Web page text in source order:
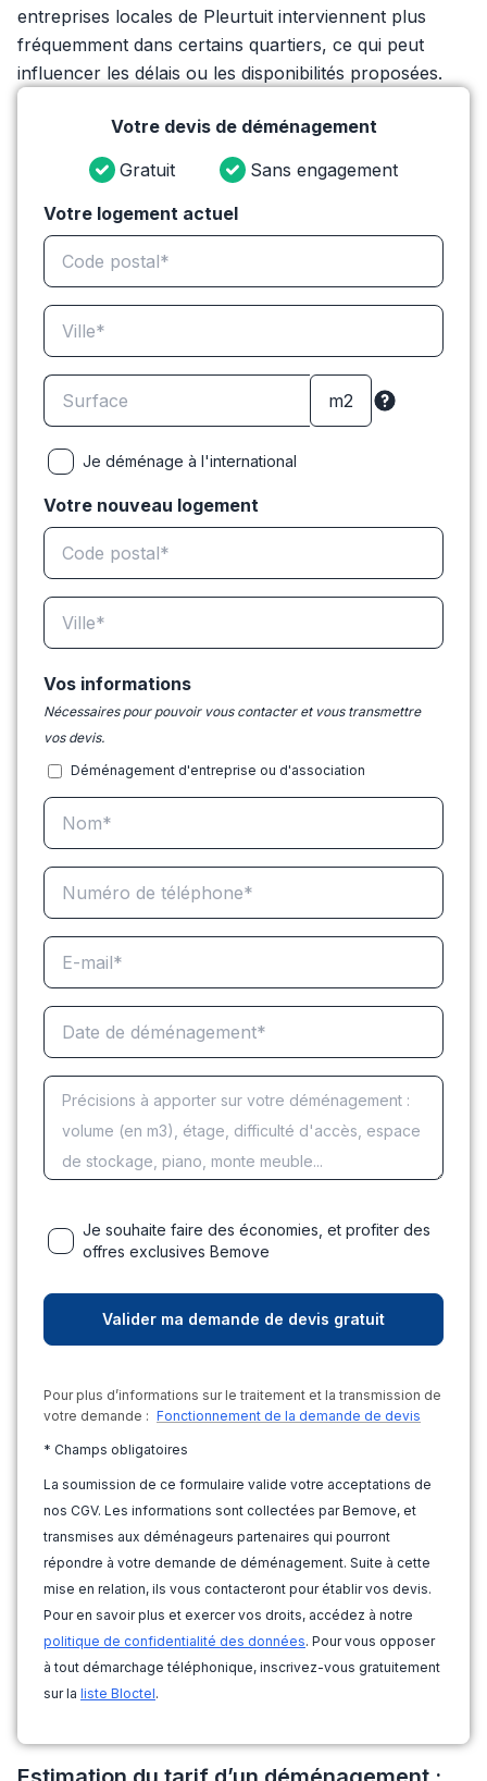
entreprises locales de Pleurtuit interviennent plus
fréquemment dans certains quartiers, ce qui peut
influencer les délais ou les disponibilités proposées.
Votre devis de déménagement
Gratuit
Sans engagement
Votre logement actuel
Je déménage à l'international
Votre nouveau logement
Vos informations
Nécessaires pour pouvoir vous contacter et vous transmettre
vos devis.
Déménagement d'entreprise ou d'association
Je souhaite faire des économies, et profiter des
offres exclusives Bemove
Pour plus d’informations sur le traitement et la transmission de
votre demande : Fonctionnement de la demande de devis
* Champs obligatoires
La soumission de ce formulaire valide votre acceptations de
nos CGV. Les informations sont collectées par Bemove, et
transmises aux déménageurs partenaires qui pourront
répondre à votre demande de déménagement. Suite à cette
mise en relation, ils vous contacteront pour établir vos devis.
Pour en savoir plus et exercer vos droits, accédez à notre
politique de confidentialité des données. Pour vous opposer
à tout démarchage téléphonique, inscrivez-vous gratuitement
sur la liste Bloctel.